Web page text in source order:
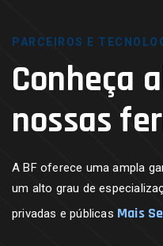
PARCEIROS E
Conheça
nossas
A BF oferece uma ampla
um alto grau de
privadas e públicas Mais